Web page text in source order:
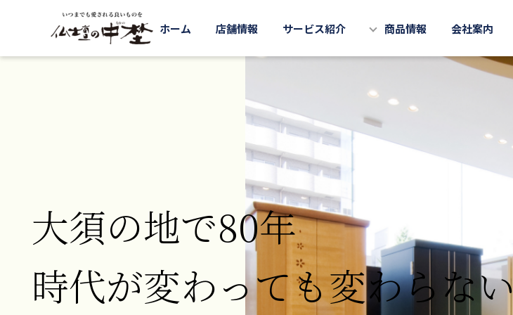
ホーム 店舗情報 サービス紹介 商品情報 会社案内
大須の地で80年
時代が変わっても変わらない